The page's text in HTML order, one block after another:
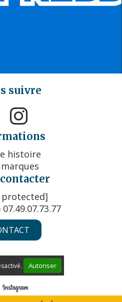
suivre

histoire
protected]
Autoriser